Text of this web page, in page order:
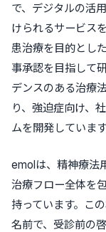
で、デジタルの活用
けられるサービス
患治療を目的とし
事承認を目指して
デンスのある治療
り、強迫症向け、
ムを開発しています
emolは、精神療法
治療フロー全体を
持っています。この
名前で、 受診前の